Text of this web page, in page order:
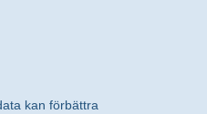
kan förbättra